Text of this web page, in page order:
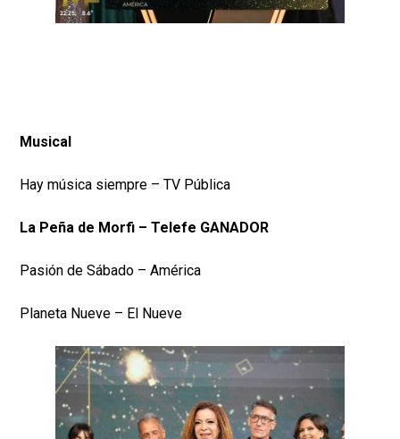
Musical
Hay música siempre – TV Pública
La Peña de Morfi – Telefe GANADOR
Pasión de Sábado – América
Planeta Nueve – El Nueve